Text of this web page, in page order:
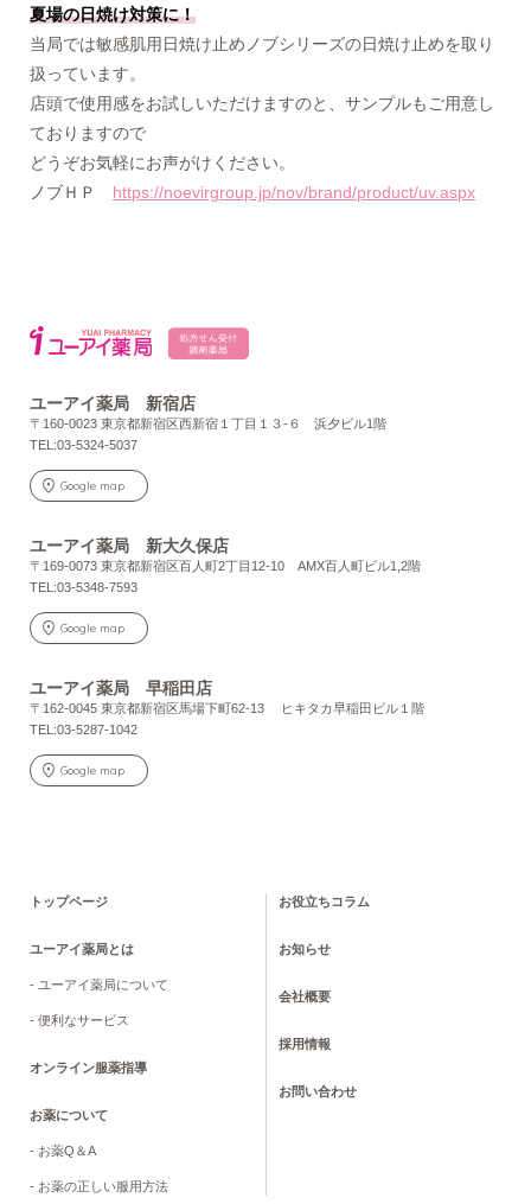
夏場の日焼け対策に！
当局では敏感肌用日焼け止めノブシリーズの日焼け止めを取り
扱っています。
店頭で使用感をお試しいただけますのと、サンプルもご用意し
ておりますので
どうぞお気軽にお声がけください。
ノブＨＰ https://noevirgroup.jp/nov/brand/product/uv.aspx
ユーアイ薬局 新宿店
〒160-0023 東京都新宿区西新宿１丁目１３-６ 浜夕ビル1階
TEL:03-5324-5037
Google map
ユーアイ薬局 新大久保店
〒169-0073 東京都新宿区百人町2丁目12-10 AMX百人町ビル1,2階
TEL:03-5348-7593
Google map
ユーアイ薬局 早稲田店
〒162-0045 東京都新宿区馬場下町62-13 ヒキタカ早稲田ビル１階
TEL:03-5287-1042
Google map
トップページ
ユーアイ薬局とは
- ユーアイ薬局について
- 便利なサービス
オンライン服薬指導
お薬について
- お薬Q＆A
- お薬の正しい服用方法
お役立ちコラム
お知らせ
会社概要
採用情報
お問い合わせ